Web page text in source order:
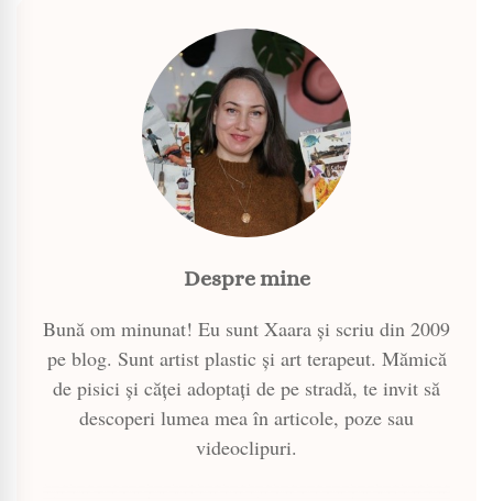
Despre mine
Bună om minunat! Eu sunt Xaara și scriu din 2009
pe blog. Sunt artist plastic și art terapeut. Mămică
de pisici și căței adoptați de pe stradă, te invit să
descoperi lumea mea în articole, poze sau
videoclipuri.